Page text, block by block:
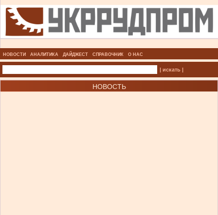
НОВОСТИ АНАЛИТИКА ДАЙДЖЕСТ СПРАВОЧНИК О НАС
| искать |
НОВОСТЬ